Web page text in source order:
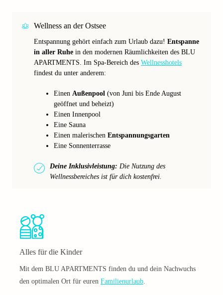
Wellness an der Ostsee
Entspannung gehört einfach zum Urlaub dazu! Entspanne
in aller Ruhe in den modernen Räumlichkeiten des BLU
APARTMENTS. Im Spa-Bereich des Wellnesshotels
findest du unter anderem:
Einen Außenpool (von Juni bis Ende August
geöffnet und beheizt)
Einen Innenpool
Eine Sauna
Einen malerischen Entspannungsgarten
Eine Sonnenterrasse
Deine Inklusivleistung: Die Nutzung des
Wellnessbereiches ist für dich kostenfrei.
Alles für die Kinder
Mit dem BLU APARTMENTS finden du und dein Nachwuchs
den optimalen Ort für euren Familienurlaub.